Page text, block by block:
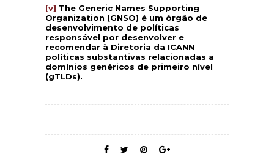
[v] The Generic Names Supporting
Organization (GNSO) é um órgão de
desenvolvimento de políticas
responsável por desenvolver e
recomendar à Diretoria da ICANN
políticas substantivas relacionadas a
domínios genéricos de primeiro nível
(gTLDs).